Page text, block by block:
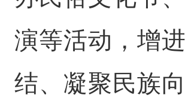
演等活动，增
结、凝聚民族